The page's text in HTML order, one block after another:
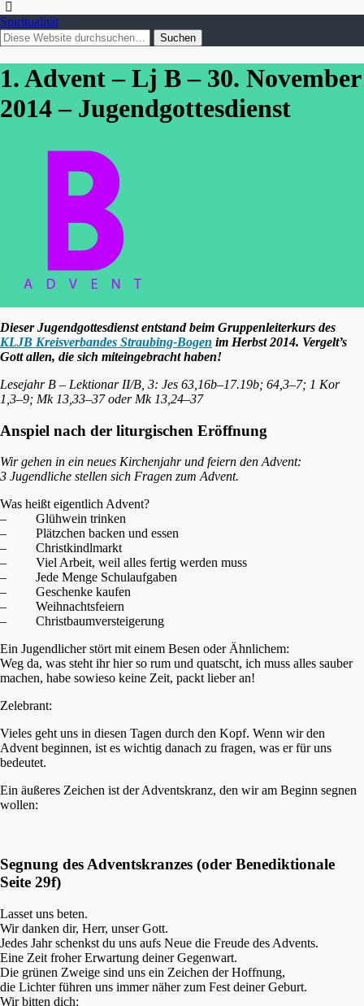
Spiritualität
1. Advent – Lj B – 30. November
2014 – Jugendgottesdienst
Dieser Jugendgottesdienst entstand beim Gruppenleiterkurs des
KLJB Kreisverbandes Straubing-Bogen im Herbst 2014. Vergelt’s
Gott allen, die sich miteingebracht haben!
Lesejahr B – Lektionar II/B, 3: Jes 63,16b–17.19b; 64,3–7; 1 Kor
1,3–9; Mk 13,33–37 oder Mk 13,24–37
Anspiel nach der liturgischen Eröffnung
Wir gehen in ein neues Kirchenjahr und feiern den Advent:
3 Jugendliche stellen sich Fragen zum Advent.
Was heißt eigentlich Advent?
– Glühwein trinken
– Plätzchen backen und essen
– Christkindlmarkt
– Viel Arbeit, weil alles fertig werden muss
– Jede Menge Schulaufgaben
– Geschenke kaufen
– Weihnachtsfeiern
– Christbaumversteigerung
Ein Jugendlicher stört mit einem Besen oder Ähnlichem:
Weg da, was steht ihr hier so rum und quatscht, ich muss alles sauber
machen, habe sowieso keine Zeit, packt lieber an!
Zelebrant:
Vieles geht uns in diesen Tagen durch den Kopf. Wenn wir den
Advent beginnen, ist es wichtig danach zu fragen, was er für uns
bedeutet.
Ein äußeres Zeichen ist der Adventskranz, den wir am Beginn segnen
wollen:
Segnung des Adventskranzes (oder Benediktionale
Seite 29f)
Lasset uns beten.
Wir danken dir, Herr, unser Gott.
Jedes Jahr schenkst du uns aufs Neue die Freude des Advents.
Eine Zeit froher Erwartung deiner Gegenwart.
Die grünen Zweige sind uns ein Zeichen der Hoffnung,
die Lichter führen uns immer näher zum Fest deiner Geburt.
Wir bitten dich: